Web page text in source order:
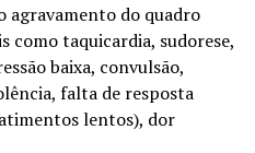
agravamento do quadro
como taquicardia, sudorese,
baixa, convulsão,
falta de resposta
lentos), dor